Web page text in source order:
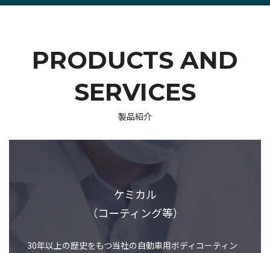
PRODUCTS AND
SERVICES
製品紹介
ケミカル
（コーティング等）
30年以上の歴史をもつ当社の自動車用ボディコーティン